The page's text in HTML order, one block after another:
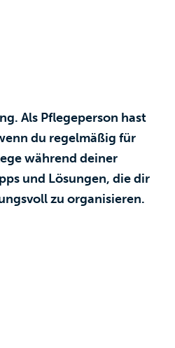
Als Pflegeperson hast
du regelmäßig für
während deiner
und Lösungen, die dir
zu organisieren.